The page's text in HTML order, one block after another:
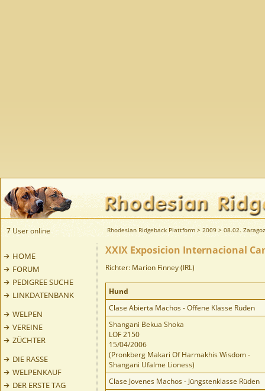
7 User online Rhodesian Ridgeback Plattform > 2009 > 08.02.
HOME
FORUM
PEDIGREE SUCHE
LINKDATENBANK
WELPEN
VEREINE
ZÜCHTER
DIE RASSE
WELPENKAUF
DER ERSTE TAG
XXIX Exposicion Internacional
Richter: Marion Finney (IRL)
Hund
Clase Abierta Machos - Offene Klasse Rüden
Shangani Bekua Shoka
LOF 2150
15/04/2006
(Pronkberg Makari Of Harmakhis Wisdom -
Shangani Ufalme Lioness)
Clase Jovenes Machos - Jüngstenklasse Rüden